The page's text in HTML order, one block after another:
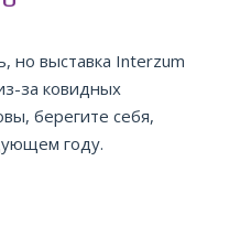
но выставка Interzum
за ковидных
берегите себя,
году.